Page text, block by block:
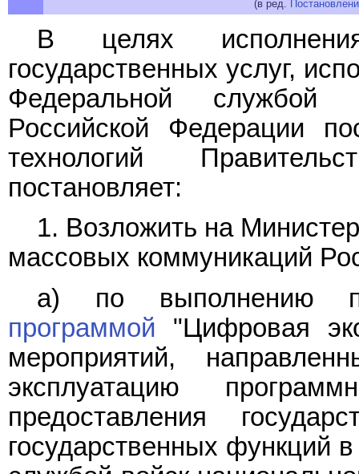
(в ред.
В целях
государственных услуг,
Федеральной службой
Российской Федерации
технологий
постановляет:
1. Возложить на
массовых коммуникаций
а) по выполнению
программой "Цифровая
мероприятий,
эксплуатацию
предоставления
государственных функций